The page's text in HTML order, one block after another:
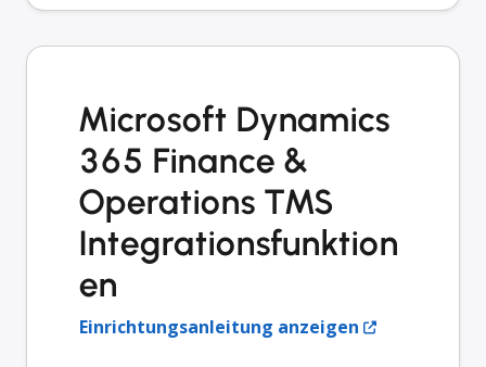
Microsoft Dynamics
365 Finance &
Operations TMS
Integrationsfunktion
en
Einrichtungsanleitung anzeigen